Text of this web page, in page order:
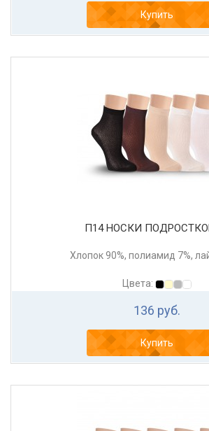
Купить
П14 НОСКИ
Хлопок 90%, полиамид 7%,
Цвета:
136 руб.
Купить